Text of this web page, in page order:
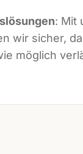
: Mit
wir sicher,
möglich